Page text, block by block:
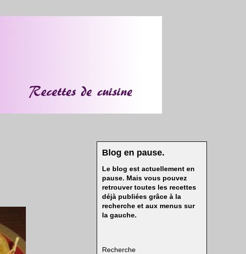
Blog en pause.
Le blog est actuellement en
pause. Mais vous pouvez
retrouver toutes les recettes
déjà publiées grâce à la
recherche et aux menus sur
la gauche.
Recherche